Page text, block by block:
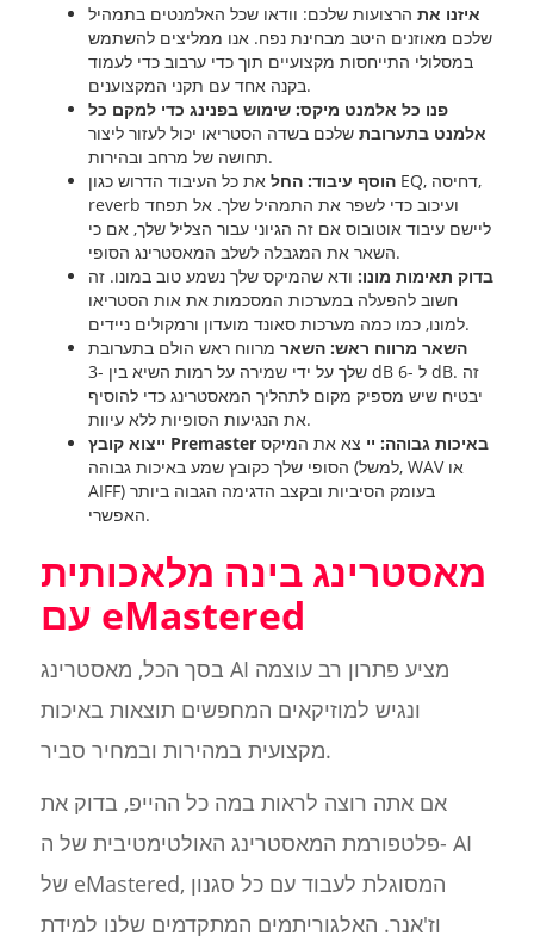
איזנו את הרצועות שלכם: וודאו שכל האלמנטים בתמהיל
שלכם מאוזנים היטב מבחינת נפח. אנו ממליצים להשתמש
במסלולי התייחסות מקצועיים תוך כדי ערבוב כדי לעמוד
בקנה אחד עם תקני המקצוענים.
פנו כל אלמנט מיקס: שימוש בפנינג כדי למקם כל
אלמנט בתערובת שלכם בשדה הסטריאו יכול לעזור ליצור
תחושה של מרחב ובהירות.
הוסף עיבוד: החל את כל העיבוד הדרוש כגון EQ, דחיסה,
reverb ועיכוב כדי לשפר את התמהיל שלך. אל תפחד
ליישם עיבוד אוטובוס אם זה הגיוני עבור הצליל שלך, אם כי
השאר את המגבלה לשלב המאסטרינג הסופי.
בדוק תאימות מונו: ודא שהמיקס שלך נשמע טוב במונו. זה
חשוב להפעלה במערכות המסכמות את אות הסטריאו
למונו, כמו כמה מערכות סאונד מועדון ורמקולים ניידים.
השאר מרווח ראש: השאר מרווח ראש הולם בתערובת
שלך על ידי שמירה על רמות השיא בין -3 dB ל -6 dB. זה
יבטיח שיש מספיק מקום לתהליך המאסטרינג כדי להוסיף
את הנגיעות הסופיות ללא עיוות.
ייצוא קובץ Premaster באיכות גבוהה: יי צא את המיקס
הסופי שלך כקובץ שמע באיכות גבוהה (למשל, WAV או
AIFF) בעומק הסיביות ובקצב הדגימה הגבוה ביותר
האפשרי.
מאסטרינג בינה מלאכותית
עם eMastered
בסך הכל, מאסטרינג AI מציע פתרון רב עוצמה
ונגיש למוזיקאים המחפשים תוצאות באיכות
מקצועית במהירות ובמחיר סביר.
אם אתה רוצה לראות במה כל ההייפ, בדוק את
פלטפורמת המאסטרינג האולטימטיבית של ה- AI
של eMastered, המסוגלת לעבוד עם כל סגנון
וז'אנר. האלגוריתמים המתקדמים שלנו למידת